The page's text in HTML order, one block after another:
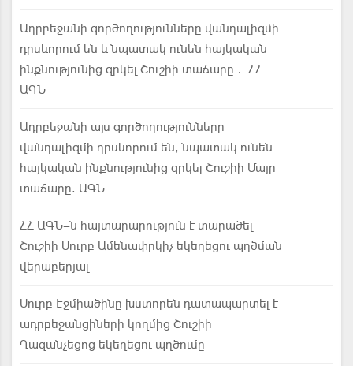
Ադրբեջանի գործողությունները վանդալիզմի
դրսևորում են և նպատակ ունեն հայկական
ինքնությունից զրկել Շուշիի տաճարը․ ՀՀ
ԱԳՆ
Ադրբեջանի այս գործողությունները
վանդալիզմի դրսևորում են, նպատակ ունեն
հայկական ինքնությունից զրկել Շուշիի Մայր
տաճարը. ԱԳՆ
ՀՀ ԱԳՆ–ն հայտարարություն է տարածել
Շուշիի Սուրբ Ամենափրկիչ եկեղեցու պղծման
վերաբերյալ
Սուրբ Էջմիածինը խստորեն դատապարտել է
ադրբեջանցիների կողմից Շուշիի
Ղազանչեցոց եկեղեցու պղծումը